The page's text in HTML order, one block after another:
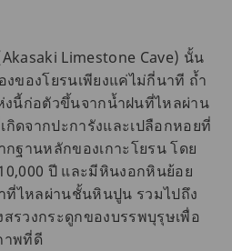
Limestone Cave) นั้น
ของโยรนเพียงแค่ไม่กี่นาที ถ้ำ
งนี้ก่อตัวขึ้นจากน้ำฝนที่ไหลผ่าน
ดจากปะการังและเปลือกหอยที่
ฐานหลักของเกาะโยรน โดย
ปี และมีหินงอกหินย้อย
ที่ไหลผ่านชั้นหินปูน รวมไปถึง
สรวงกระดูกของบรรพบุรุษเพื่อ
าพที่ดี